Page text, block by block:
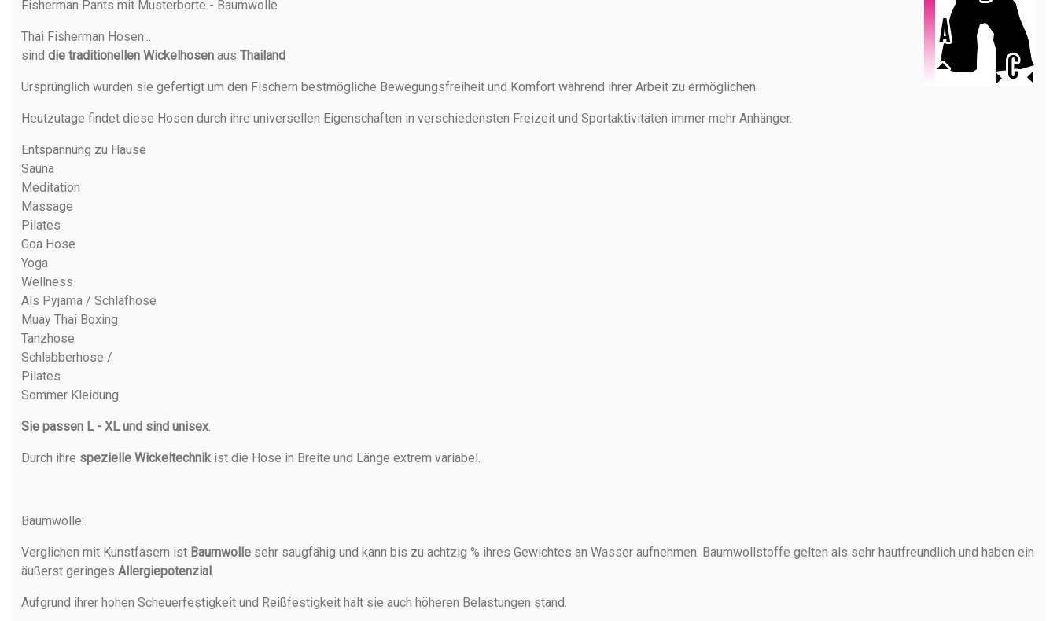
Fisherman Pants mit Musterborte - Baumwolle
Thai Fisherman Hosen...
sind die traditionellen Wickelhosen aus Thailand
Ursprünglich wurden sie gefertigt um den Fischern bestmögliche Bewegungsfreiheit und Komfort während ihrer Arbeit zu ermöglichen.
Heutzutage findet diese Hosen durch ihre universellen Eigenschaften in verschiedensten Freizeit und Sportaktivitäten immer mehr Anhänger.
Entspannung zu Hause
Sauna
Meditation
Massage
Pilates
Goa Hose
Yoga
Wellness
Als Pyjama / Schlafhose
Muay Thai Boxing
Tanzhose
Schlabberhose /
Pilates
Sommer Kleidung
Sie passen L - XL und sind unisex.
Durch ihre spezielle Wickeltechnikist die Hose in Breite und Länge extrem variabel.
Baumwolle:
Verglichen mit Kunstfasern ist Baumwolle sehr saugfähig und kann bis zu achtzig % ihres Gewichtes an Wasser aufnehmen. Baumwollstoffe gelten als sehr hautfreundlich und haben ein
äußerst geringes Allergiepotenzial.
Aufgrund ihrer hohen Scheuerfestigkeit und Reißfestigkeit hält sie auch höheren Belastungen stand.